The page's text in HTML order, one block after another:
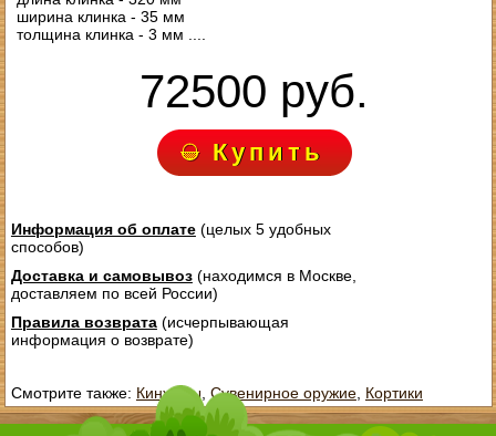
ширина клинка - 35 мм
толщина клинка - 3 мм ....
72500 руб.
Купить
Информация об оплате(целых 5 удобных
способов)
Доставка и самовывоз(находимся в Москве,
доставляем по всей России)
Правила возврата(исчерпывающая
информация о возврате)
Смотрите также: Кинжалы, Сувенирное оружие, Кортики